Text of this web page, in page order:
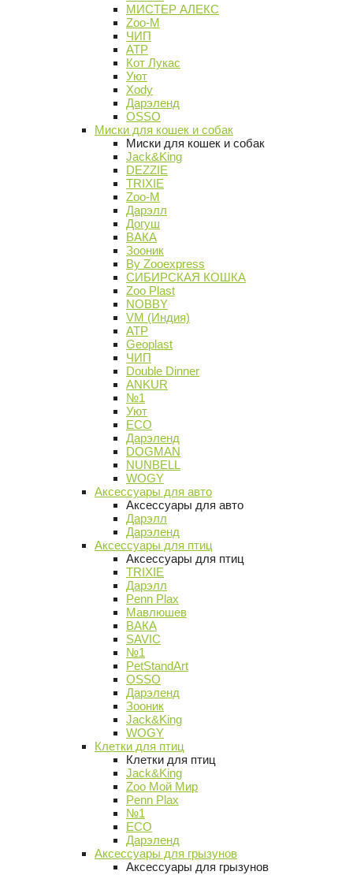
МИСТЕР АЛЕКС
Zoo-M
ЧИП
АТР
Кот Лукас
Уют
Xody
Дарэленд
OSSO
Миски для кошек и собак
Миски для кошек и собак
Jack&King
DEZZIE
TRIXIE
Zoo-M
Дарэлл
Догуш
ВАКА
Зооник
By Zooexpress
СИБИРСКАЯ КОШКА
Zoo Plast
NOBBY
VM (Индия)
АТР
Geoplast
ЧИП
Double Dinner
ANKUR
№1
Уют
ECO
Дарэленд
DOGMAN
NUNBELL
WOGY
Аксессуары для авто
Аксессуары для авто
Дарэлл
Дарэленд
Аксессуары для птиц
Аксессуары для птиц
TRIXIE
Дарэлл
Penn Plax
Мавлюшев
ВАКА
SAVIC
№1
PetStandArt
OSSO
Дарэленд
Зооник
Jack&King
WOGY
Клетки для птиц
Клетки для птиц
Jack&King
Zoo Мой Мир
Penn Plax
№1
ECO
Дарэленд
Аксессуары для грызунов
Аксессуары для грызунов